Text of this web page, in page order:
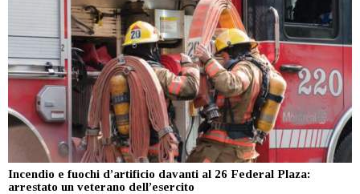
Incendio e fuochi d’artificio davanti al 26 Federal Plaza:
arrestato un veterano dell’esercito